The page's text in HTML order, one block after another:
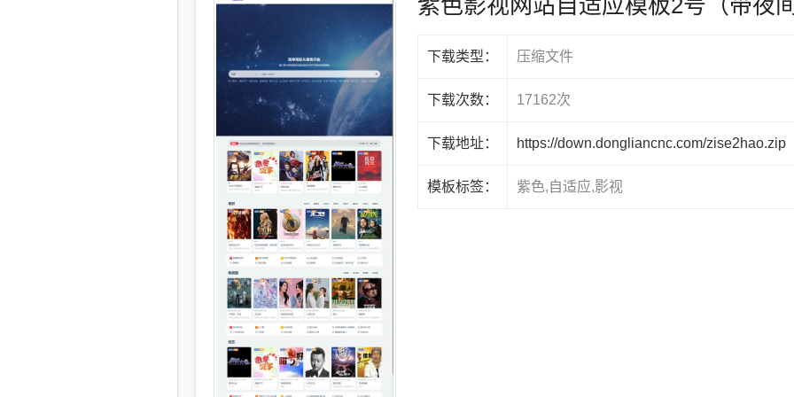
紫色影视网站自适应模板2号（带夜
下载类型： 压缩文件
下载次数： 17162次
下载地址： https://down.dongliancnc.com/zise2hao.zip
模板标签： 紫色,自适应,影视